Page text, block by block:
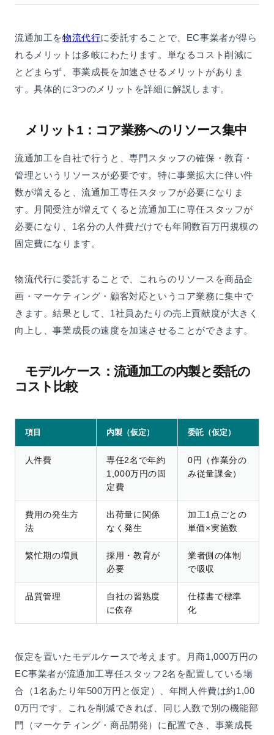
流通加工を物流代行に委託することで、EC事業者が得ら
れるメリットは多岐にわたります。単なるコスト削減に
とどまらず、事業成長を加速させるメリットがありま
す。具体的に3つのメリットを詳細に解説します。
メリット1：コア業務へのリソース集中
流通加工を自社で行うと、専門スタッフの確保・教育・
管理というリソースが必要です。特に事業拡大に伴い件
数が増えると、流通加工専任スタッフが必要になりま
す。月間受注が増えてくると流通加工に専任スタッフが
必要になり、1名分の人件費だけでも年間数百万円規模の
固定費になります。
物流代行に委託することで、これらのリソースを商品企
画・マーケティング・顧客対応というコア業務に集中で
きます。結果として、1社員あたりの売上貢献度が大きく
向上し、事業成長の速度を加速させることができます。
モデルケース：流通加工の内製と委託の
コスト比較
項目 内製（仮定） 委託（仮定）
人件費
専任2名で年約
1,000万円の固
定費
0円（作業分の
み従量課金）
費用の発生方
法
出荷量に関係
なく発生
加工1点ごとの
単価×実施数
繁忙期の増員
採用・教育が
必要
業者側の体制
で吸収
品質管理
自社の習熟度
に依存
仕様書で標準
化
仮定を置いたモデルケースで考えます。月商1,000万円の
EC事業者が流通加工専任スタッフ2名を配置している場
合（1名あたり年500万円と仮定）、年間人件費は約1,00
0万円です。これを削減できれば、同じ人数で別の機能部
門（マーケティング・商品開発）に配置でき、事業成長